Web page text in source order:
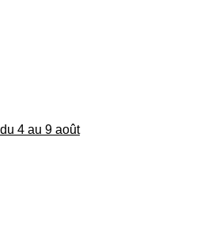
4 au 9 août